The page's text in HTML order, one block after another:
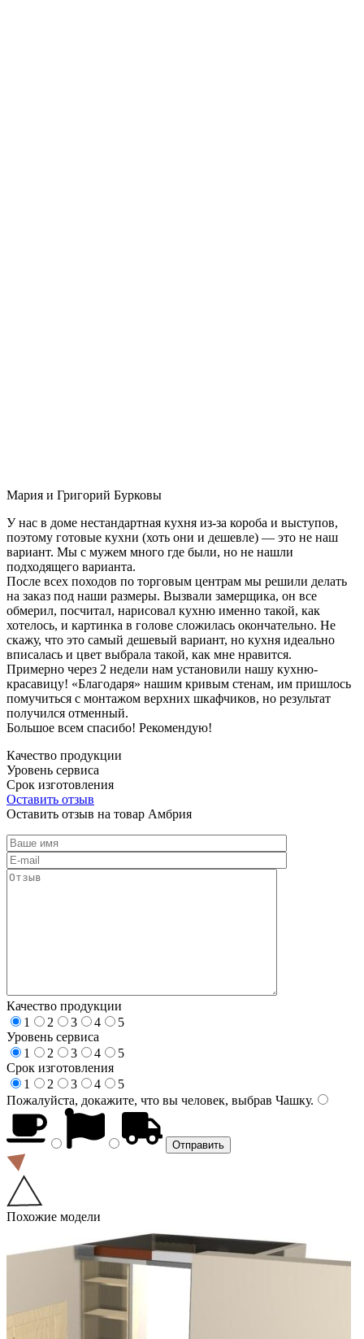
Мария и Григорий Бурковы
У нас в доме нестандартная кухня из-за короба и выступов,
поэтому готовые кухни (хоть они и дешевле) — это не наш
вариант. Мы с мужем много где были, но не нашли
подходящего варианта.
После всех походов по торговым центрам мы решили делать
на заказ под наши размеры. Вызвали замерщика, он все
обмерил, посчитал, нарисовал кухню именно такой, как
хотелось, и картинка в голове сложилась окончательно. Не
скажу, что это самый дешевый вариант, но кухня идеально
вписалась и цвет выбрала такой, как мне нравится.
Примерно через 2 недели нам установили нашу кухню-
красавицу! «Благодаря» нашим кривым стенам, им пришлось
помучиться с монтажом верхних шкафчиков, но результат
получился отменный.
Большое всем спасибо! Рекомендую!
Качество продукции
Уровень сервиса
Срок изготовления
Оставить отзыв
Оставить отзыв на товар Амбрия
Качество продукции
1
2 3 4
5
Уровень сервиса
1
2 3 4
5
Срок изготовления
1
2 3 4
5
Пожалуйста, докажите, что вы человек, выбрав Чашку.
Похожие модели